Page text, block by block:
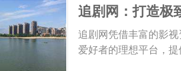
追剧网：打造极
追剧网凭借丰富的影
爱好者的理想平台，